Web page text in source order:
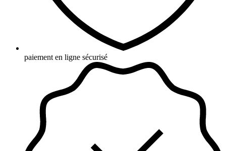
paiement en ligne sécurisé